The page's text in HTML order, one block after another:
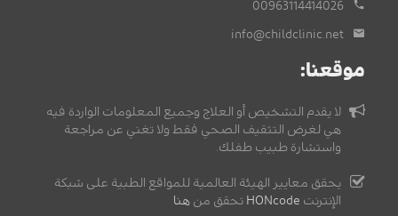
00963114414026
info@childclinic.net
موقعنا:
لا يقدم التشخيص أو العلاج وجميع المعلومات الواردة فيه
هي لغرض التثقيف الصحي فقط ولا تغني عن مراجعة
واستشارة طبيب طفلك.
يحقق معايير الهيئة العالمية للمواقع الطبية على شبكة
الإنترنت HONcode تحقق من هنا